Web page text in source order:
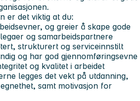
er det viktig at du:
og greier å skape gode
og samarbeidspartnere
strukturert og serviceinnstilt
og har god gjennomføringsevne
og kvalitet i arbeidet
legges det vekt på utdanning,
samt motivasjon for